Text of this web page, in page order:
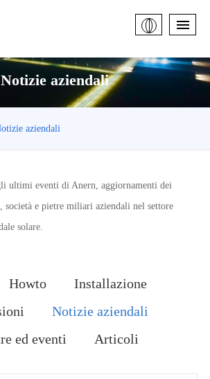
Notizie aziendali
aziendali
ultimi eventi di Anern, aggiornamenti dei
e pietre miliari aziendali nel settore
solare.
Howto
Installazione
Notizie aziendali
ed eventi
Articoli